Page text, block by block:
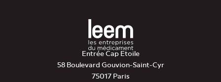
Entrée Cap Etoile
58 Boulevard Gouvion-Saint-Cyr
75017 Paris